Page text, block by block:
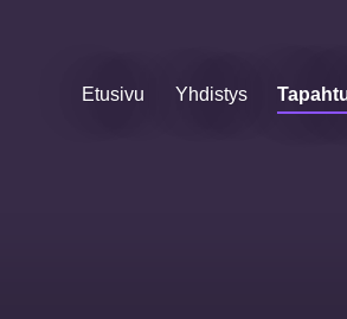
Etusivu Yhdistys